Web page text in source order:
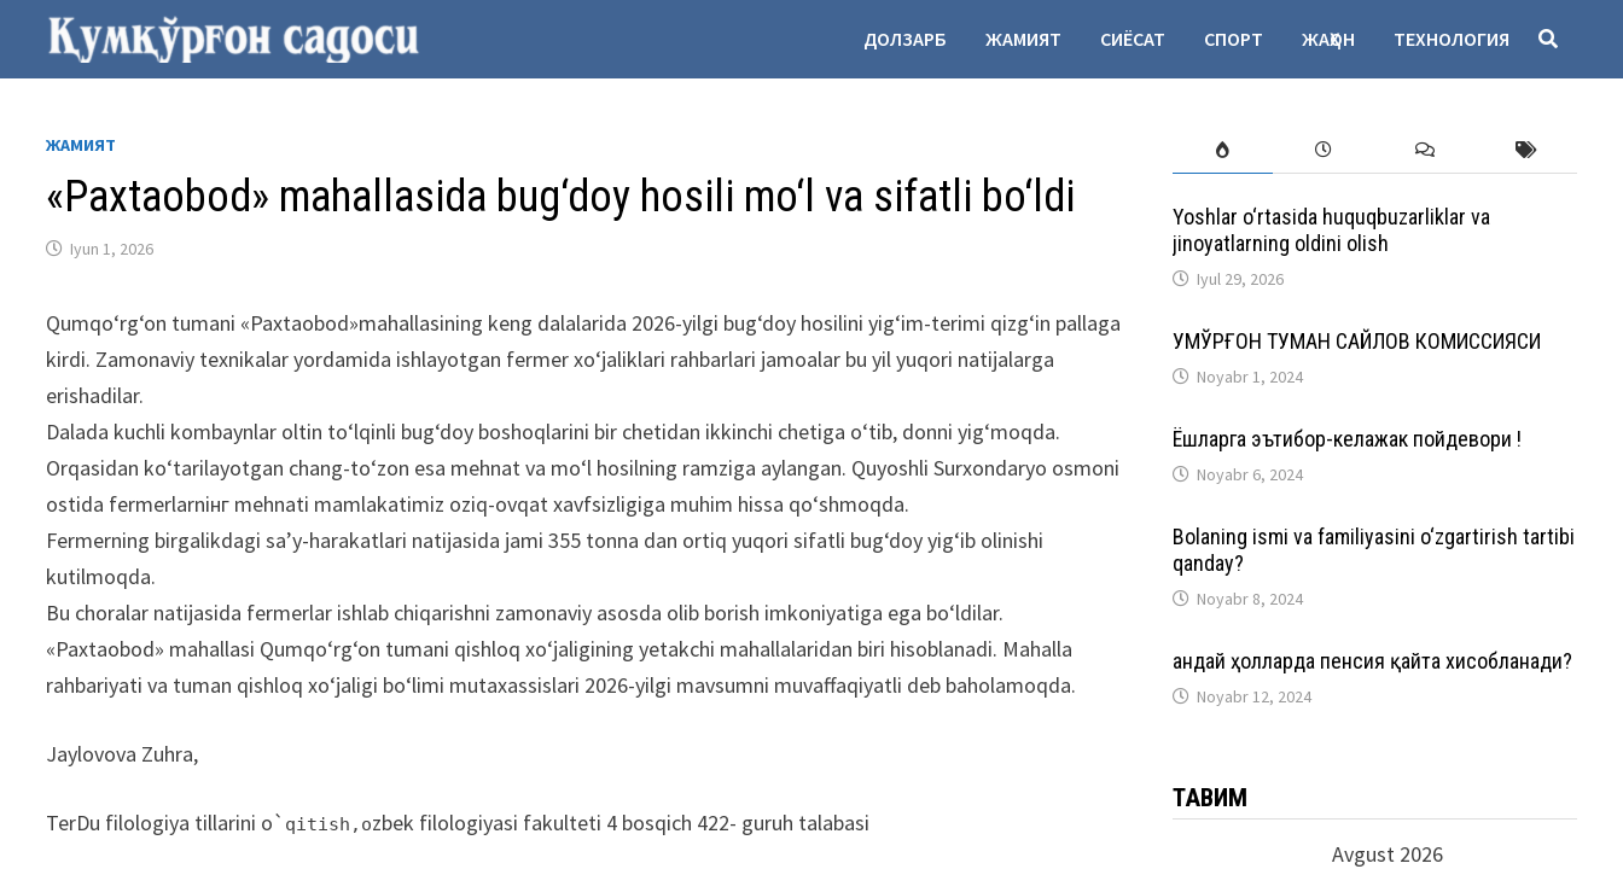
content
ДОЛЗАРБ ЖАМИЯТ СИЁСАТ СПОРТ ЖАҲОН ТЕХНОЛОГИЯ
ЖАМИЯТ
«Paxtaobod» mahallasida bug‘doy hosili mo‘l va sifatli bo‘ldi
Iyun 1, 2026
Qumqo‘rg‘on tumani «Paxtaobod»mahallasining keng dalalarida 2026-yilgi bug‘doy hosilini yig‘im-terimi qizg‘in pallaga
kirdi. Zamonaviy texnikalar yordamida ishlayotgan fermer xo‘jaliklari rahbarlari jamoalar bu yil yuqori natijalarga
erishadilar.
Dalada kuchli kombaynlar oltin to‘lqinli bug‘doy boshoqlarini bir chetidan ikkinchi chetiga o‘tib, donni yig‘moqda.
Orqasidan ko‘tarilayotgan chang-to‘zon esa mehnat va mo‘l hosilning ramziga aylangan. Quyoshli Surxondaryo osmoni
ostida fermerlarniнг mehnati mamlakatimiz oziq-ovqat xavfsizligiga muhim hissa qo‘shmoqda.
Fermerning birgalikdagi sa’y-harakatlari natijasida jami 355 tonna dan ortiq yuqori sifatli bug‘doy yig‘ib olinishi
kutilmoqda.
Bu choralar natijasida fermerlar ishlab chiqarishni zamonaviy asosda olib borish imkoniyatiga ega bo‘ldilar.
«Paxtaobod» mahallasi Qumqo‘rg‘on tumani qishloq xo‘jaligining yetakchi mahallalaridan biri hisoblanadi. Mahalla
rahbariyati va tuman qishloq xo‘jaligi bo‘limi mutaxassislari 2026-yilgi mavsumni muvaffaqiyatli deb baholamoqda.
Jaylovova Zuhra,
TerDu filologiya tillarini o` qitish,ozbek filologiyasi fakulteti 4 bosqich 422- guruh talabasi
Yoshlar o‘rtasida huquqbuzarliklar va
jinoyatlarning oldini olish
Iyul 29, 2026
ҚУМҚЎРҒОН ТУМАН САЙЛОВ КОМИССИЯСИ
Noyabr 1, 2024
Ёшларга эътибор-келажак пойдевори !
Noyabr 6, 2024
Bolaning ismi va familiyasini o‘zgartirish tartibi
qanday?
Noyabr 8, 2024
Қандай ҳолларда пенсия қайта хисобланади?
Noyabr 12, 2024
ТАҚВИМ
Avgust 2026